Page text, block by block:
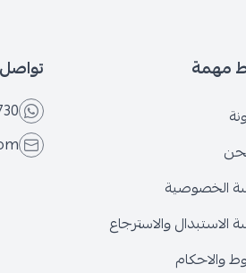
مهمة
الخصوصية
الاستبدال والاسترجاع
والاحكام